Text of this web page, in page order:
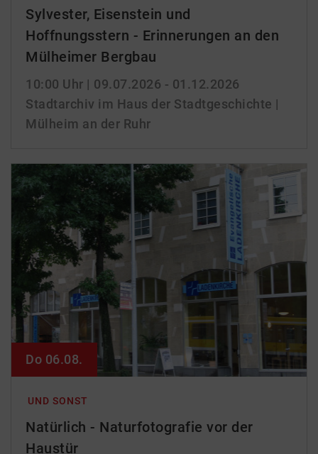
Sylvester, Eisenstein und
Hoffnungsstern - Erinnerungen an den
Mülheimer Bergbau
10:00 Uhr | 09.07.2026 - 01.12.2026
Stadtarchiv im Haus der Stadtgeschichte |
Mülheim an der Ruhr
UND SONST
Natürlich - Naturfotografie vor der
Haustür
Do 06.08.